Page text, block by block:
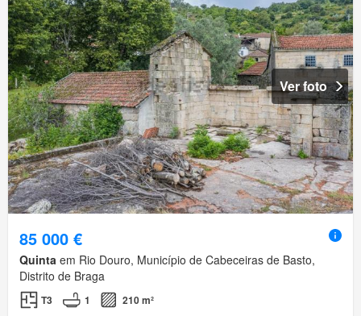
Ver foto
85 000 €
Quinta em Rio Douro, Município de Cabeceiras de Basto,
Distrito de Braga
T3 1 210 m²